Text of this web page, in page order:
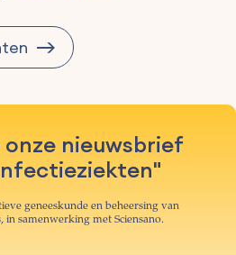
nieuwsbrief
geneeskunde en beheersing van
in samenwerking met Sciensano.